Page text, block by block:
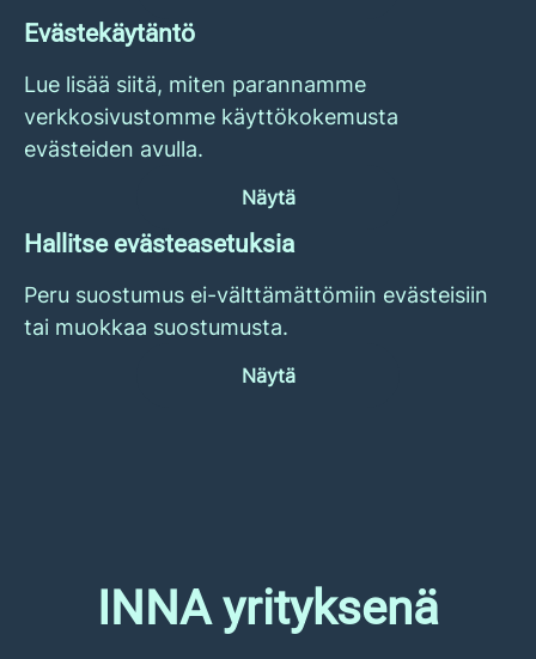
Evästekäytäntö
Lue lisää siitä, miten parannamme
verkkosivustomme käyttökokemusta
evästeiden avulla.
Näytä
Hallitse evästeasetuksia
Peru suostumus ei-välttämättömiin evästeisiin
tai muokkaa suostumusta.
Näytä
INNA yrityksenä